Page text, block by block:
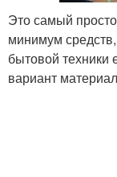
Это самый
минимум
бытовой техники
вариант